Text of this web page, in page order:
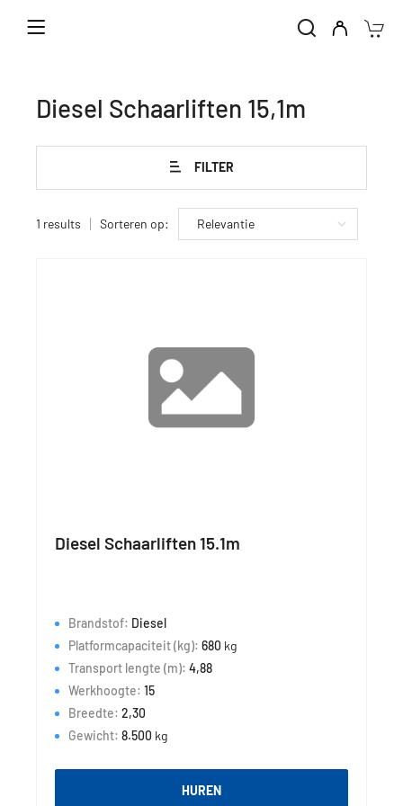
Diesel Schaarliften 15,1m
Diesel Schaarliften 15,1m
FILTER
1 results Sorteren op:
Diesel Schaarliften 15.1m
Brandstof: Diesel
Platformcapaciteit (kg): 680 kg
Transport lengte (m): 4,88
Werkhoogte: 15
Breedte: 2,30
Gewicht: 8.500 kg
HUREN